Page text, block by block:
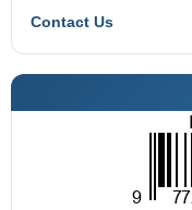
Contact Us